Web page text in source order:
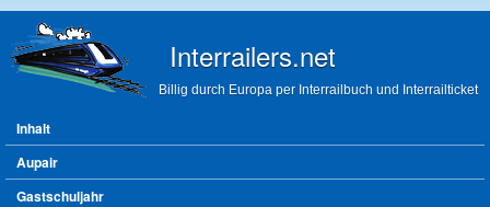
Interrailers.net
Billig durch Europa per Interrailbuch und Interrailticket
Hauptmenü
Inhalt
Aupair
Gastschuljahr